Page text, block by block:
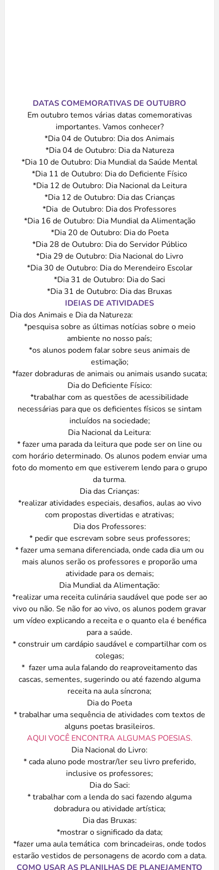
DATAS COMEMORATIVAS DE OUTUBRO
Em outubro temos várias datas comemorativas
importantes. Vamos conhecer?
*Dia 04 de Outubro: Dia dos Animais
*Dia 04 de Outubro: Dia da Natureza
*Dia 10 de Outubro: Dia Mundial da Saúde Mental
*Dia 11 de Outubro: Dia do Deficiente Físico
*Dia 12 de Outubro: Dia Nacional da Leitura
*Dia 12 de Outubro: Dia das Crianças
*Dia de Outubro: Dia dos Professores
*Dia 16 de Outubro: Dia Mundial da Alimentação
*Dia 20 de Outubro: Dia do Poeta
*Dia 28 de Outubro: Dia do Servidor Público
*Dia 29 de Outubro: Dia Nacional do Livro
*Dia 30 de Outubro: Dia do Merendeiro Escolar
*Dia 31 de Outubro: Dia do Saci
*Dia 31 de Outubro: Dia das Bruxas
IDEIAS DE ATIVIDADES
Dia dos Animais e Dia da Natureza:
*pesquisa sobre as últimas notícias sobre o meio
ambiente no nosso país;
*os alunos podem falar sobre seus animais de
estimação;
*fazer dobraduras de animais ou animais usando sucata;
Dia do Deficiente Físico:
*trabalhar com as questões de acessibilidade
necessárias para que os deficientes físicos se sintam
incluídos na sociedade;
Dia Nacional da Leitura:
* fazer uma parada da leitura que pode ser on line ou
com horário determinado. Os alunos podem enviar uma
foto do momento em que estiverem lendo para o grupo
da turma.
Dia das Crianças:
*realizar atividades especiais, desafios, aulas ao vivo
com propostas divertidas e atrativas;
Dia dos Professores:
* pedir que escrevam sobre seus professores;
* fazer uma semana diferenciada, onde cada dia um ou
mais alunos serão os professores e proporão uma
atividade para os demais;
Dia Mundial da Alimentação:
*realizar uma receita culinária saudável que pode ser ao
vivo ou não. Se não for ao vivo, os alunos podem gravar
um vídeo explicando a receita e o quanto ela é benéfica
para a saúde.
* construir um cardápio saudável e compartilhar com os
colegas;
* fazer uma aula falando do reaproveitamento das
cascas, sementes, sugerindo ou até fazendo alguma
receita na aula síncrona;
Dia do Poeta
* trabalhar uma sequência de atividades com textos de
alguns poetas brasileiros.
AQUI VOCÊ ENCONTRA ALGUMAS POESIAS.
Dia Nacional do Livro:
* cada aluno pode mostrar/ler seu livro preferido,
inclusive os professores;
Dia do Saci:
* trabalhar com a lenda do saci fazendo alguma
dobradura ou atividade artística;
Dia das Bruxas:
*mostrar o significado da data;
*fazer uma aula temática com brincadeiras, onde todos
estarão vestidos de personagens de acordo com a data.
COMO USAR AS PLANILHAS DE PLANEJAMENTO